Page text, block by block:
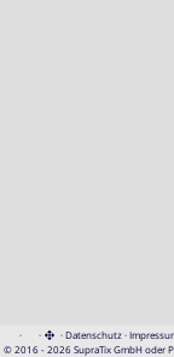
· · ·Datenschutz·
© 2016 - 2026 SupraTix GmbH oder